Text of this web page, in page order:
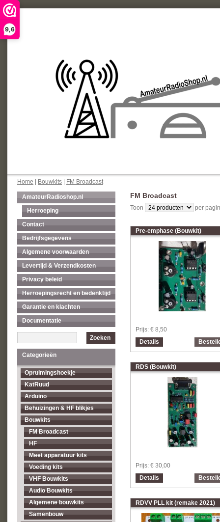
9,6
Home Bouwkits FM Broadcast
AmateurRadioshop.nl
Herroeping
Contact
Bedrijfsgegevens
Algemene voorwaarden
Levertijd & Verzendkosten
Privacy beleid
Herroepingsrecht en bedenktijd
Garantie en klachten
Documentatie
Zoeken
Categorieën
Opruimingshoekje
KatRuud
Arduino
Behuizingen & HF blikjes
Bouwkits
FM Broadcast
HF
Meet apparatuur kits
Voeding kits
VHF Bouwkits
Audio Bouwkits
Algemene bouwkits
Samenbouw
FM Broadcast
Toon per
Pre-emphase (Bouwkit)
Prijs: € 8,50
Details
RDS (Bouwkit)
Prijs: € 30,00
Details
RDVV PLL kit (remake 2021)